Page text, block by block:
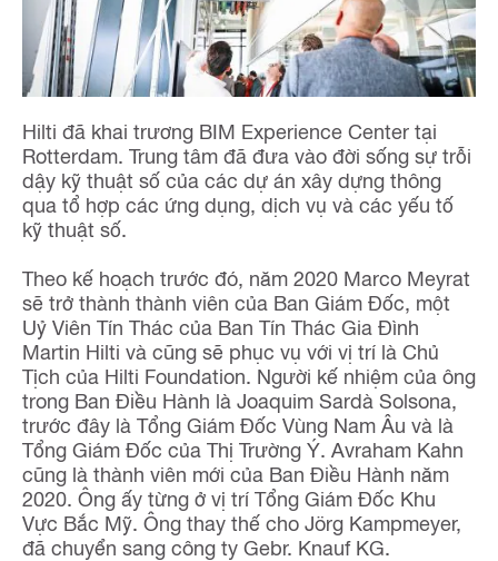
Hilti đã khai trương BIM Experience Center tại
Rotterdam. Trung tâm đã đưa vào đời sống sự trỗi
dậy kỹ thuật số của các dự án xây dựng thông
qua tổ hợp các ứng dụng, dịch vụ và các yếu tố
kỹ thuật số.
Theo kế hoạch trước đó, năm 2020 Marco Meyrat
sẽ trở thành thành viên của Ban Giám Đốc, một
Uỷ Viên Tín Thác của Ban Tín Thác Gia Đình
Martin Hilti và cũng sẽ phục vụ với vị trí là Chủ
Tịch của Hilti Foundation. Người kế nhiệm của ông
trong Ban Điều Hành là Joaquim Sardà Solsona,
trước đây là Tổng Giám Đốc Vùng Nam Âu và là
Tổng Giám Đốc của Thị Trường Ý. Avraham Kahn
cũng là thành viên mới của Ban Điều Hành năm
2020. Ông ấy từng ở vị trí Tổng Giám Đốc Khu
Vực Bắc Mỹ. Ông thay thế cho Jörg Kampmeyer,
đã chuyển sang công ty Gebr. Knauf KG.